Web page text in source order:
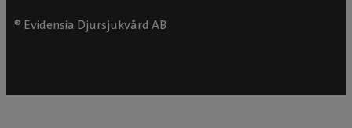
® Evidensia Djursjukvård AB